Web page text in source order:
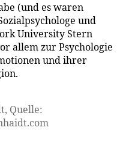
(und es waren
und
University Stern
allem zur Psychologie
und ihrer
Quelle: